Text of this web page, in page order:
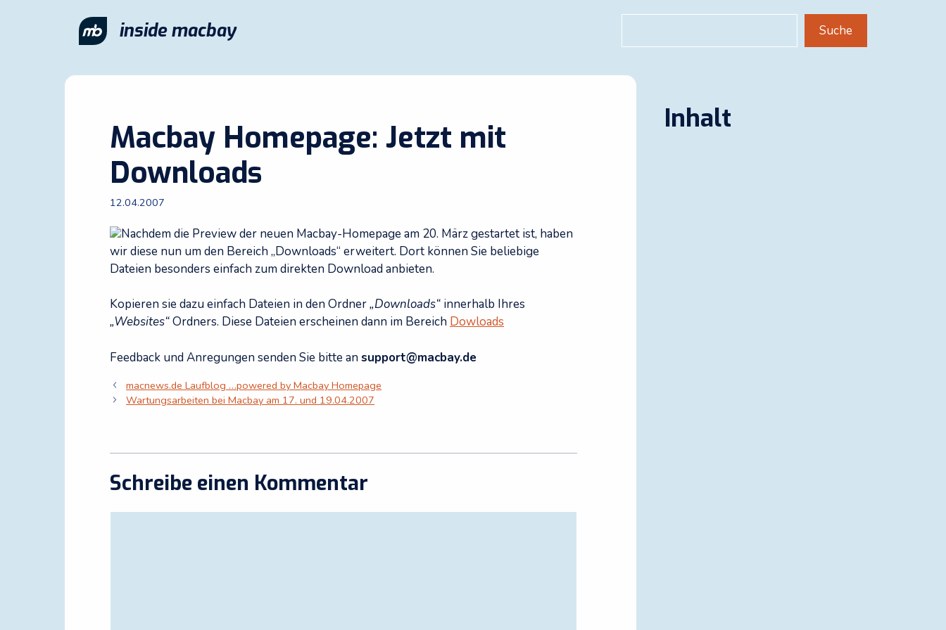
inside macbay Suche
Macbay Homepage: Jetzt mit
Downloads
12.04.2007
Nachdem die Preview der neuen Macbay-Homepage am 20. März gestartet ist, haben
wir diese nun um den Bereich „Downloads“ erweitert. Dort können Sie beliebige
Dateien besonders einfach zum direkten Download anbieten.
Kopieren sie dazu einfach Dateien in den Ordner„Downloads“ innerhalb Ihres
„Websites“Ordners. Diese Dateien erscheinen dann im Bereich Dowloads
Feedback und Anregungen senden Sie bitte ansupport@macbay.de
macnews.de Laufblog …powered by Macbay Homepage
Wartungsarbeiten bei Macbay am 17. und 19.04.2007
Schreibe einen Kommentar
Inhalt